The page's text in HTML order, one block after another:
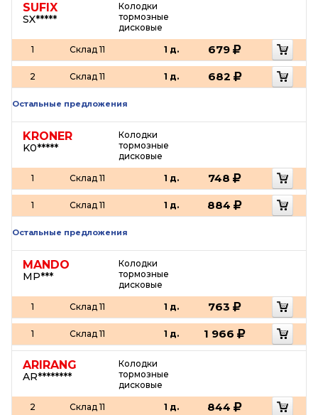
SUFIX
SX*****
Колодки
тормозные
дисковые
1 Склад 11 1 д. 679
2 Склад 11 1 д. 682
Остальные предложения
KRONER
K0*****
Колодки
тормозные
дисковые
1 Склад 11 1 д. 748
1 Склад 11 1 д. 884
Остальные предложения
MANDO
MP***
Колодки
тормозные
дисковые
1 Склад 11 1 д. 763
1 Склад 11 1 д. 1 966
ARIRANG
AR********
Колодки
тормозные
дисковые
2 Склад 11 1 д. 844